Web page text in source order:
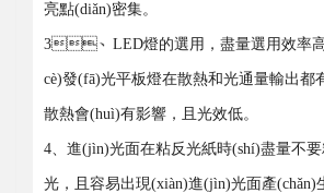
亮點(diǎn)密集。
3、LED燈的選用，盡量選用效率高的
cè)發(fā)光平板燈在散熱和光通量輸出都有
散熱會(huì)有影響，且光效低。
4、進(jìn)光面在粘反光紙時(shí)盡量不
光，且容易出現(xiàn)進(jìn)光面產